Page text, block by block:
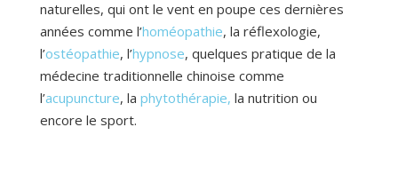
naturelles, qui ont le vent en poupe ces dernières
années comme l’homéopathie, la réflexologie,
l’ostéopathie, l’hypnose, quelques pratique de la
médecine traditionnelle chinoise comme
l’acupuncture, la phytothérapie, la nutrition ou
encore le sport.